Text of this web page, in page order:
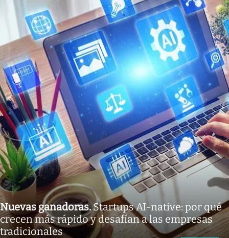
Nuevas ganadoras.Startups AI-native: por qué
crecen más rápido y desafían a las empresas
tradicionales